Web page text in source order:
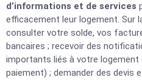
d’informations et de services
efficacement leur logement. Sur
consulter votre solde, vos
bancaires ; recevoir des
importants liés à votre logement
paiement) ; demander des devis